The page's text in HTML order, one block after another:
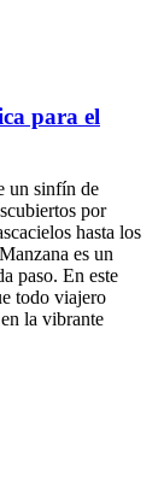
para el
un sinfín de
por
hasta los
es un
paso. En este
todo viajero
la vibrante